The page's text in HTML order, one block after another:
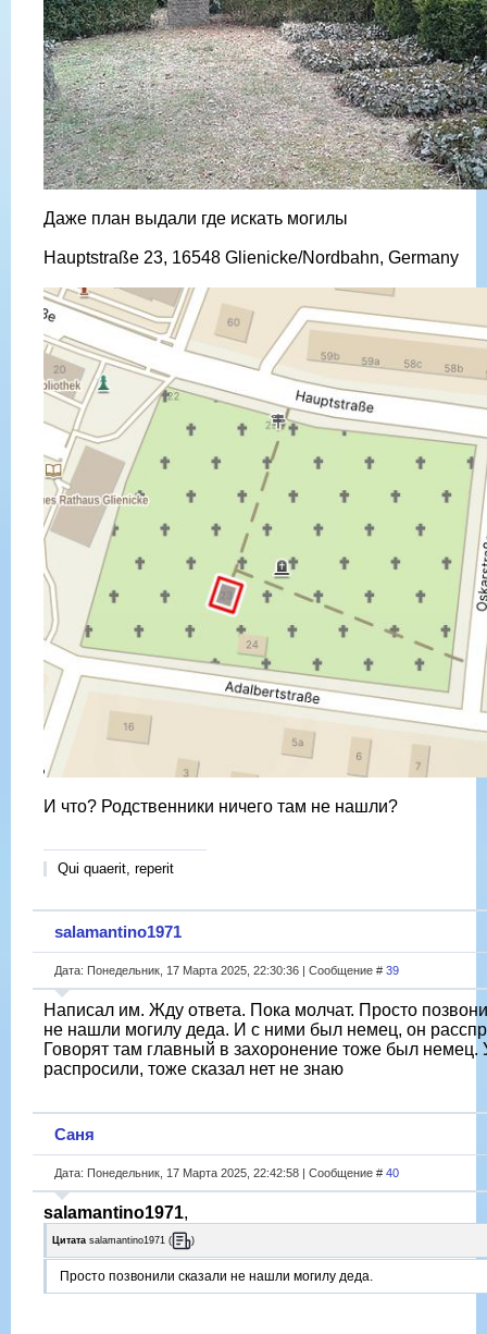
Даже план выдали где искать могилы
Hauptstraße 23, 16548 Glienicke/Nordbahn, Germany
И что? Родственники ничего там не нашли?
Qui quaerit, reperit
salamantino1971
Дата: Понедельник, 17 Марта 2025, 22:30:36 | Сообщение # 39
Написал им. Жду ответа. Пока молчат. Просто
не нашли могилу деда. И с ними был немец, он
Говорят там главный в захоронение тоже был немец.
распросили, тоже сказал нет не знаю
Саня
Дата: Понедельник, 17 Марта 2025, 22:42:58 | Сообщение # 40
salamantino1971,
Цитата salamantino1971 ( )
Просто позвонили сказали не нашли могилу деда.